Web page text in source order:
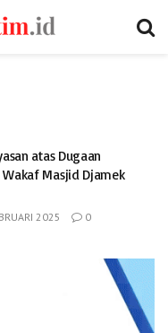
atas Dugaan
Masjid Djamek
2025 0